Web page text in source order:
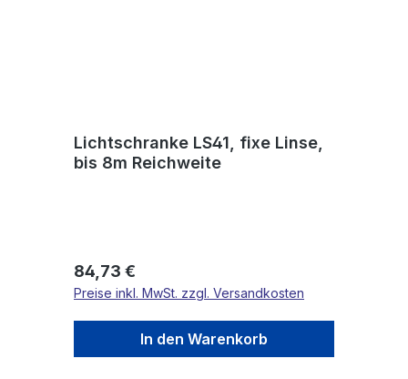
Lichtschranke LS41, fixe Linse,
bis 8m Reichweite
Regulärer Preis:
84,73 €
Preise inkl. MwSt. zzgl. Versandkosten
In den Warenkorb